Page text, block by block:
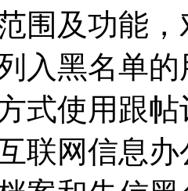
围及功能
入黑名单
式使用跟
联网信息